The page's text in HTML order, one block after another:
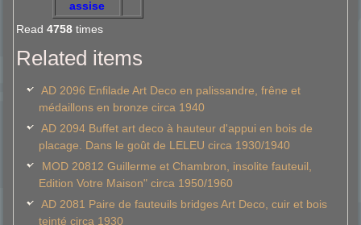
assise
Read4758 times
Related items
AD 2096 Enfilade Art Deco en palissandre, frêne et
médaillons en bronze circa 1940
AD 2094 Buffet art deco à hauteur d'appui en bois de
placage. Dans le goût de LELEU circa 1930/1940
MOD 20812 Guillerme et Chambron, insolite fauteuil,
Edition Votre Maison" circa 1950/1960
AD 2081 Paire de fauteuils bridges Art Deco, cuir et bois
teinté circa 1930